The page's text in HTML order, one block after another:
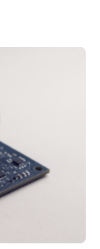
Dabei
mit
realistische
und
Avatare zu
ganzheitliche
Gestik